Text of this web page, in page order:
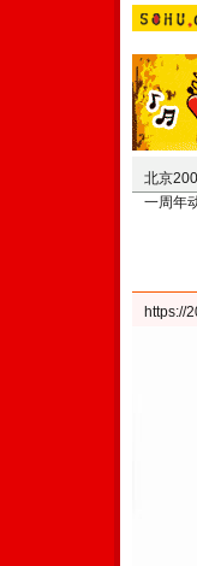
北京
一周年
https://